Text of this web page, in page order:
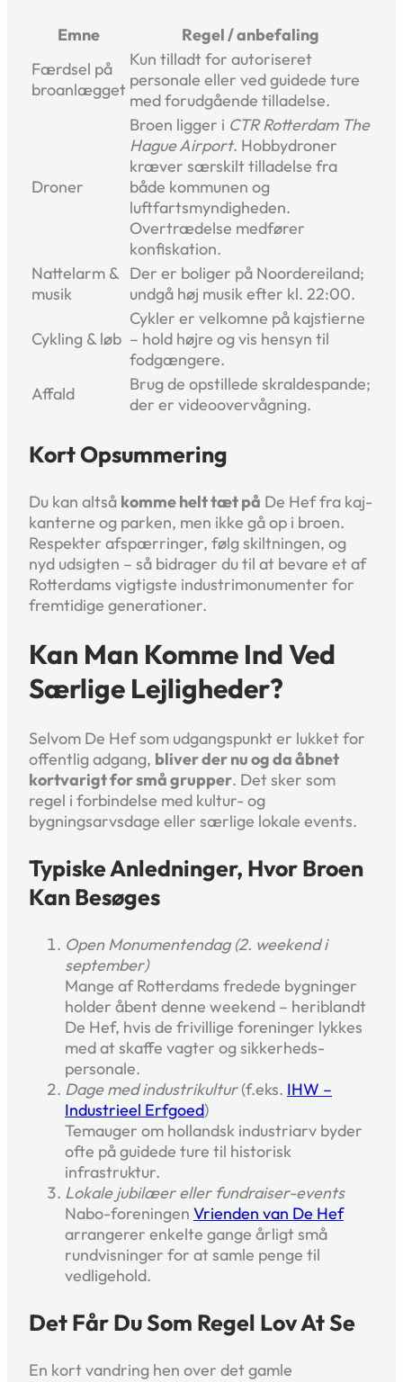
Emne
Regel / anbefaling
Færdsel på
broanlægget
Kun tilladt for autoriseret
personale eller ved guidede ture
med forudgående tilladelse.
Droner
Broen ligger i CTR Rotterdam The
Hague Airport. Hobbydroner
kræver særskilt tilladelse fra
både kommunen og
luftfartsmyndigheden.
Overtrædelse medfører
konfiskation.
Nattelarm &
musik
Der er boliger på Noordereiland;
undgå høj musik efter kl. 22:00.
Cykling & løb
Cykler er velkomne på kajstierne
– hold højre og vis hensyn til
fodgængere.
Affald
Brug de opstillede skraldespande;
der er video­overvågning.
Kort Opsummering
Du kan altså komme helt tæt på De Hef fra kaj­
kanterne og parken, men ikke gå op i broen.
Respekter afspærringer, følg skiltningen, og
nyd udsigten – så bidrager du til at bevare et af
Rotterdams vigtigste industrimonumenter for
fremtidige generationer.
Kan Man Komme Ind Ved
Særlige Lejligheder?
Selvom De Hef som udgangspunkt er lukket for
offentlig adgang, bliver der nu og da åbnet
kortvarigt for små grupper. Det sker som
regel i forbindelse med kultur- og
bygningsarvsdage eller særlige lokale events.
Typiske Anledninger, Hvor Broen
Kan Besøges
Open Monumentendag (2. weekend i
september)
Mange af Rotterdams fredede bygninger
holder åbent denne weekend – heriblandt
De Hef, hvis de frivillige foreninger lykkes
med at skaffe vagter og sikkerheds­
personale.
Dage med industrikultur(f.eks. IHW –
Industrieel Erfgoed)
Temauger om hollandsk industriarv byder
ofte på guidede ture til historisk
infrastruktur.
Lokale jubilæer eller fundraiser-events
Nabo-foreningen Vrienden van De Hef
arrangerer enkelte gange årligt små
rundvisninger for at samle penge til
vedligehold.
Det Får Du Som Regel Lov At Se
En kort vandring hen over det gamle